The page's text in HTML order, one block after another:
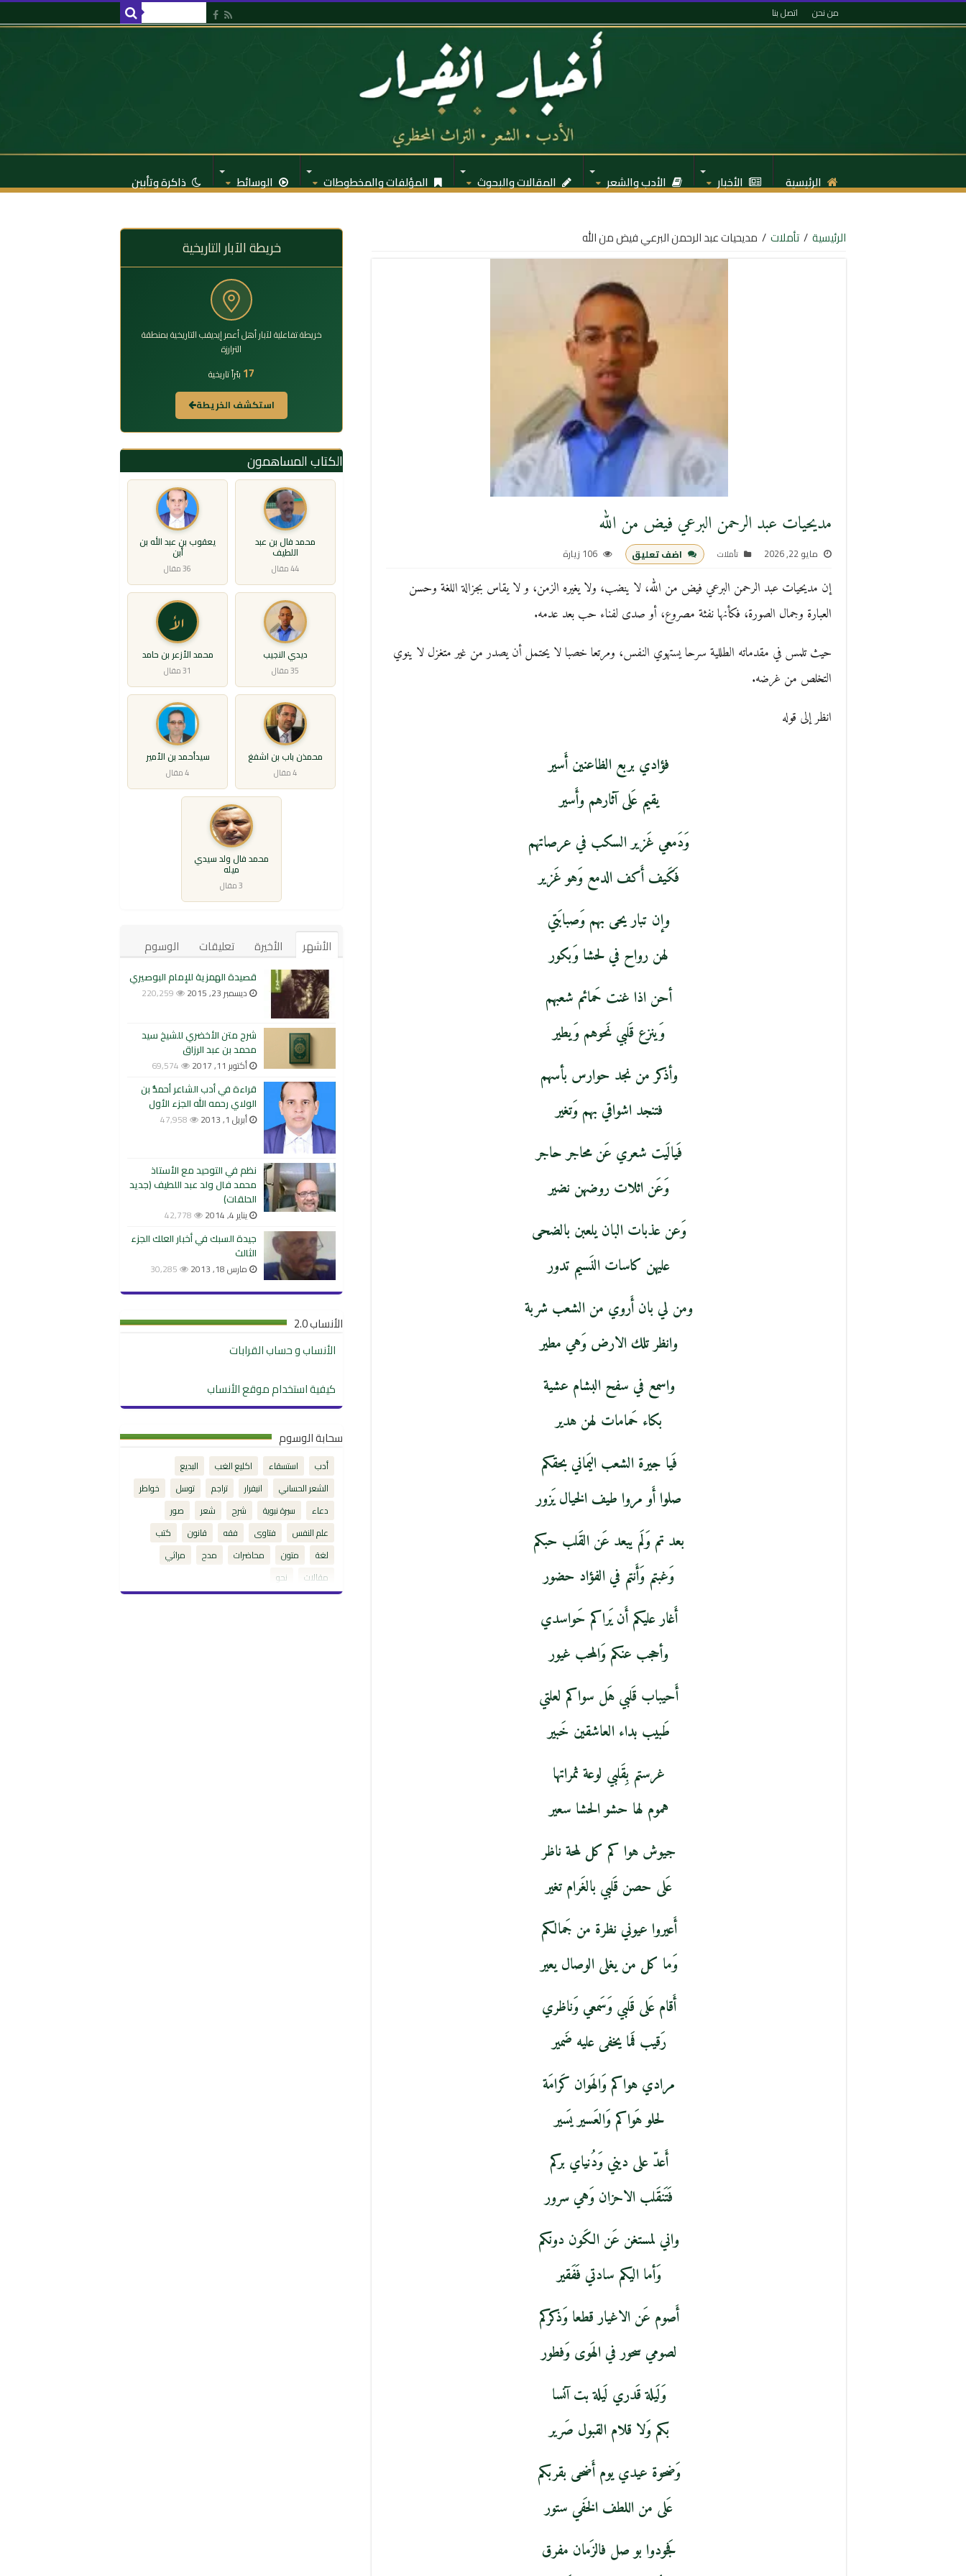
من نحن اتصل بنا
الرئيسية الأخبار الأدب والشعر المقالات والبحوث المؤلفات والمخطوطات الوسائط ذاكرة وتأبين
الرئيسية / تأملات / مديحيات عبد الرحمن البرعي فيض من الله
مديحيات عبد الرحمن البرعي فيض من الله
مايو 22, 2026 تأملات اضف تعليق 106 زيارة
إن مديحيات عبد الرحمن البرعي فيض من الله، لا ينضب، ولا يغيره الزمن، و لا يقاس بجزالة اللغة وحسن
العبارة وجمال الصورة، فكأنها نفثة مصروع، أو صدى لفناء حب بعد عدمه.
حيث تلمس في مقدماته الطللية سرحا يستهوي النفس، ومرتعا خصبا لا يحتمل أن يصدر من غير متغزل لا ينوي
التخلص من غرضه.
انظر إلى قوله
فؤادي بربع الظاعنين أَسير
يقيم عَلى آثارهم وأَسير
وَدَمعي غَزير السكب في عرصاتهم
فَكَيف أَكف الدمع وَهو غَزير
وإن تبار يحى بهم وَصبابَتي
لهن رواح في لحشا وَبكور
أحن اذا غنت حَمائم شعبهم
وَينزع قَلبي نَحوهم وَيطير
وأذكر من نجد حوارس بأسهم
فتنجد اشواقي بهم وَتغير
فَيالَيت شعري عَن محاجر حاجر
وَعَن اثلات روضهن نضير
وَعن عذبات البان يلعبن بالضحى
عليهن كاسات النَسيم تدور
ومن لي بان أَروي من الشعب شربة
وانظر تلك الارض وَهي مطير
واسمع في سفح البشام عشية
بكاء حَمامات لهن هدير
فَيا جيرة الشعب اليَماني بحقكم
صلوا أَو مروا طيف الخيال يَزور
بعد تم وَلَم يبعد عَن القَلب حبكم
وَغبتم وَأَنتم في الفؤاد حضور
أَغار عليكم أَن يَراكم حَواسدي
وأحجب عنكم وَالمحب غيور
أَحيباب قَلبي هَل سواكم لعلتي
طَبيب بداء العاشقين خَبير
غرستم بِقَلبي لوعة ثمراتها
هموم لها حشو الحشا سعير
جيوش هوا كم كل لمحة ناظر
عَلى حصن قَلبي بالغَرام تغير
أَعيروا عيوني نظرة من جَمالكم
وَما كل من يغلى الوصال يعير
أَقام عَلى قَلبي وَسَمعي وَناظري
رَقيب فَما يخفى عليه ضَمير
مرادي هواكم وَالهَوان كَرامَة
لحلو هَواكم وَالعَسير يَسير
أَعدّ على ديني وَدُنياي بركم
فَتَنقَلب الاحزان وَهي سرور
واني لمستغن عَن الكَون دونكم
وَأما اليكم سادتي فَفَقير
أَصوم عَن الاغيار قطعا وَذكركم
لصومي سحور في الهَوى وَفطور
وَلَيلة قَدري لَيلة بت آنسا
بكم وَلا قلام القبول صَرير
وَضحوة عيدي يوم أَضحى بقربكم
عَلى من اللطف الخَفي ستور
فَجودوا بو صل فالزَمان مفرق
خريطة الآبار التاريخية
خريطة تفاعلية لآبار أهل أعمر إيديقب التاريخية بمنطقة
الترارزة
17 بئراً تاريخية
استكشف الخريطة
الكتاب المساهمون
محمد فال بن عبد
اللطيف
44 مقال
يعقوب بن عبد الله بن
أبن
36 مقال
ديدي النجيب
35 مقال
الأ
محمد الأزعر بن حامد
31 مقال
محمذن باب بن اشفغ
4 مقال
سيدأحمد بن الأمير
4 مقال
محمد فال ولد سيدي
ميله
3 مقال
الأشهر الأخيرة تعليقات الوسوم
قصيدة الهمزية للإمام البوصيري
ديسمبر 23, 2015 220,259
شرح متن الأخضري للشيخ سيد
محمد بن عبد الرزاق
أكتوبر 11, 2017 69,574
قراءة في أدب الشاعر أحمدُّ بن
الولاي رحمه الله الجزء الأول
أبريل 1, 2013 47,958
نظم في التوحيد مع الأستاذ
محمد فال ولد عبد اللطيف (جديد
الحلقات)
يناير 4, 2014 42,778
جيدة السبك في أخبار العلك الجزء
الثالث
مارس 18, 2013 30,285
الأنساب 2.0
الأنساب و حساب القرابات
كيفية استخدام موقع الأنساب
سحابة الوسوم
أدب استسقاء اكليع الغب
البديع
الشعر الحساني
انيفرار تراجم توسل
خواطر
دعاء
سيرة نبوية شرح شعر
صور
علم النفس
فتاوى فقه قانون
كتب
لغة
متون محاضرات مدح
مراثي
مقالات
نحو